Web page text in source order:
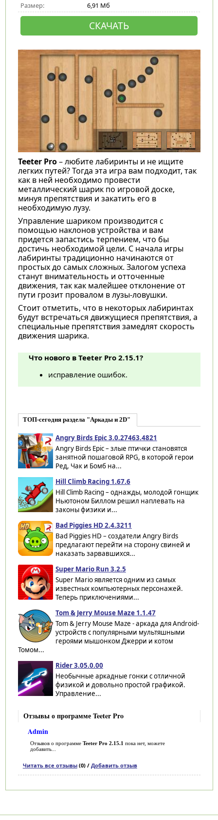
Размер: 6,91 Мб
СКАЧАТЬ
Teeter Pro– любите лабиринты и не ищите
легких путей? Тогда эта игра вам подходит, так
как в ней необходимо провести
металлический шарик по игровой доске,
минуя препятствия и закатить его в
необходимую лузу.
Управление шариком производится с
помощью наклонов устройства и вам
придется запастись терпением, что бы
достичь необходимой цели. С начала игры
лабиринты традиционно начинаются от
простых до самых сложных. Залогом успеха
станут внимательность и отточенные
движения, так как малейшее отклонение от
пути грозит провалом в лузы-ловушки.
Стоит отметить, что в некоторых лабиринтах
будут встречаться движущиеся препятствия, а
специальные препятствия замедлят скорость
движения шарика.
Что нового в Teeter Pro 2.15.1?
исправление ошибок.
ТОП-сегодня раздела "Аркады и 2D"
Angry Birds Epic 3.0.27463.4821
Angry Birds Epic – злые птички становятся
занятной пошаговой RPG, в которой герои
Ред, Чак и Бомб на...
Hill Climb Racing 1.67.6
Hill Climb Racing – однажды, молодой гонщик
Ньютоном Биллом решил наплевать на
законы физики и...
Bad Piggies HD 2.4.3211
Bad Piggies HD – создатели Angry Birds
предлагают перейти на сторону свиней и
наказать зарвавшихся...
Super Mario Run 3.2.5
Super Mario является одним из самых
известных компьютерных персонажей.
Теперь приключениями...
Tom & Jerry Mouse Maze 1.1.47
Tom & Jerry Mouse Maze - аркада для Android-
устройств с популярными мультяшными
героями мышонком Джерри и котом
Томом...
Rider 3.05.0.00
Необычные аркадные гонки с отличной
физикой и довольно простой графикой.
Управление...
Отзывы о программе Teeter Pro
Admin
Отзывов о программе Teeter Pro 2.15.1 пока нет, можете
добавить...
Читать все отзывы(0) / Добавить отзыв